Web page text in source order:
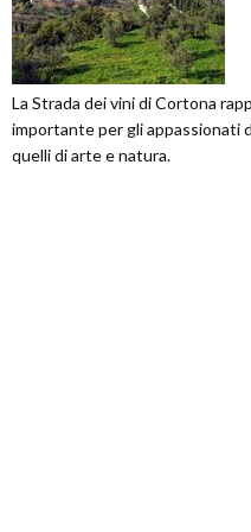
La Strada dei vini di Cortona
importante per gli appassionati
quelli di arte e natura.